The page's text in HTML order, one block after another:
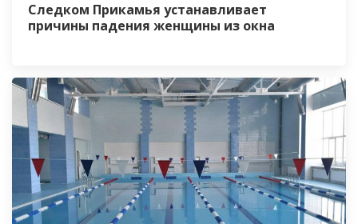
Следком Прикамья устанавливает
причины падения женщины из окна